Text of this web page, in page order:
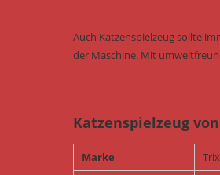
Auch Katzenspielzeug sollte
der Maschine. Mit
Katzenspielzeug
Marke